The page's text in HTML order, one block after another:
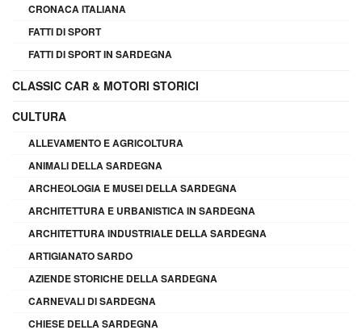
CRONACA ITALIANA
FATTI DI SPORT
FATTI DI SPORT IN SARDEGNA
CLASSIC CAR & MOTORI STORICI
CULTURA
ALLEVAMENTO E AGRICOLTURA
ANIMALI DELLA SARDEGNA
ARCHEOLOGIA E MUSEI DELLA SARDEGNA
ARCHITETTURA E URBANISTICA IN SARDEGNA
ARCHITETTURA INDUSTRIALE DELLA SARDEGNA
ARTIGIANATO SARDO
AZIENDE STORICHE DELLA SARDEGNA
CARNEVALI DI SARDEGNA
CHIESE DELLA SARDEGNA